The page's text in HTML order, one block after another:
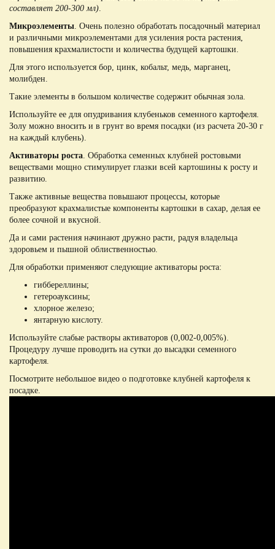
составляет 200-300 мл).
Микроэлементы. Очень полезно обработать посадочный материал
и различными микроэлементами для усиления роста растения,
повышения крахмалистости и количества будущей картошки.
Для этого используется бор, цинк, кобальт, медь, марганец,
молибден.
Такие элементы в большом количестве содержит обычная зола.
Используйте ее для опудривания клубеньков семенного картофеля.
Золу можно вносить и в грунт во время посадки (из расчета 20-30 г
на каждый клубень).
Активаторы роста. Обработка семенных клубней ростовыми
веществами мощно стимулирует глазки всей картошины к росту и
развитию.
Также активные вещества повышают процессы, которые
преобразуют крахмалистые компоненты картошки в сахар, делая ее
более сочной и вкусной.
Да и сами растения начинают дружно расти, радуя владельца
здоровьем и пышной облиственностью.
Для обработки применяют следующие активаторы роста:
гиббереллины;
гетероауксины;
хлорное железо;
янтарную кислоту.
Используйте слабые растворы активаторов (0,002-0,005%).
Процедуру лучше проводить на сутки до высадки семенного
картофеля.
Посмотрите небольшое видео о подготовке клубней картофеля к
посадке.